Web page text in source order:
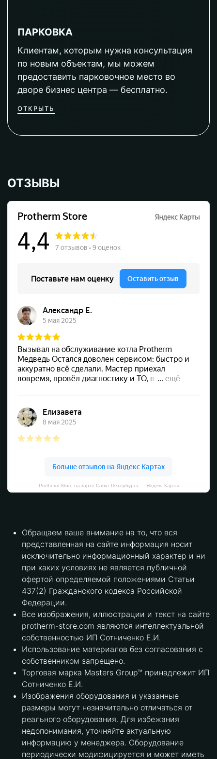
ПАРКОВКА
Клиентам, которым нужна консультация
по новым объектам, мы можем
предоставить парковочное место во
дворе бизнес центра — бесплатно.
ОТКРЫТЬ
ОТЗЫВЫ
Protherm Store на карте Санкт‑Петербурга — Яндекс Карты
Обращаем ваше внимание на то, что вся
представленная на сайте информация носит
исключительно информационный характер и ни
при каких условиях не является публичной
офертой определяемой положениями Статьи
437(2) Гражданского кодекса Российской
Федерации.
Все изображения, иллюстрации и текст на сайте
protherm-store.com являются интеллектуальной
собственностью ИП Сотниченко Е.И.
Использование материалов без согласования с
собственником запрещено.
Торговая марка Masters Group™ принадлежит ИП
Сотниченко Е.И.
Изображения оборудования и указанные
размеры могут незначительно отличаться от
реального оборудования. Для избежания
недопонимания, уточняйте актуальную
информацию у менеджера. Оборудование
периодически модифицируется и может иметь